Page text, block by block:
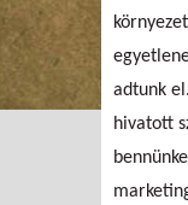
adtunk
hivatott